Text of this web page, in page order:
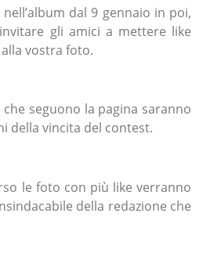
dal 9 gennaio in poi,
gli amici a mettere like
vostra foto.
seguono la pagina saranno
della vincita del contest.
le foto con più like verranno
della redazione che